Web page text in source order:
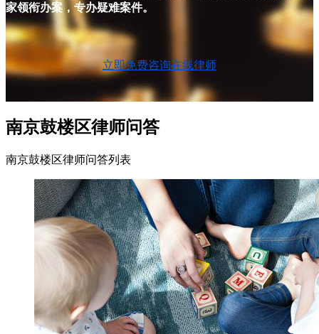
家领衔办案，专办疑难案件。
立即免费咨询在线律师
南京鼓楼区律师问答
南京鼓楼区律师问答列表